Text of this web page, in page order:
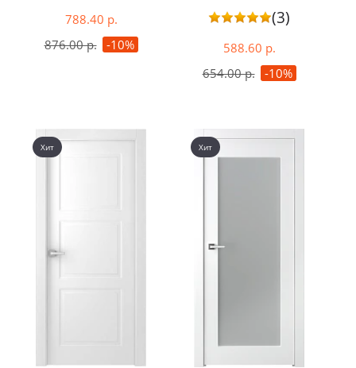
788.40 р.
876.00 р.
-10%
(3)
588.60 р.
654.00 р.
-10%
Хит Хит